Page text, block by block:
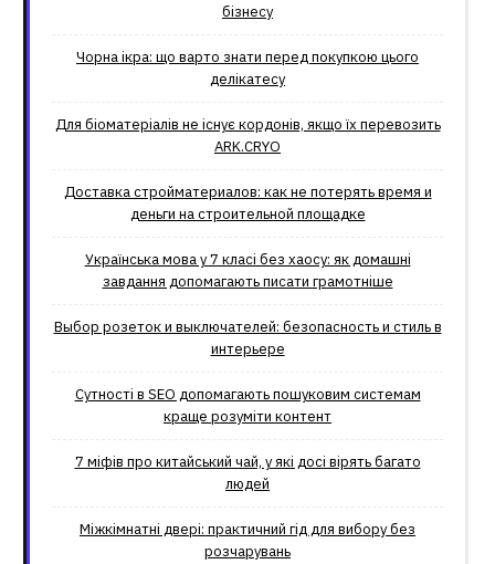
бізнесу
Чорна ікра: що варто знати перед покупкою цього
делікатесу
Для біоматеріалів не існує кордонів, якщо їх перевозить
ARK.CRYO
Доставка стройматериалов: как не потерять время и
деньги на строительной площадке
Українська мова у 7 класі без хаосу: як домашні
завдання допомагають писати грамотніше
Выбор розеток и выключателей: безопасность и стиль в
интерьере
Сутності в SEO допомагають пошуковим системам
краще розуміти контент
7 міфів про китайський чай, у які досі вірять багато
людей
Міжкімнатні двері: практичний гід для вибору без
розчарувань